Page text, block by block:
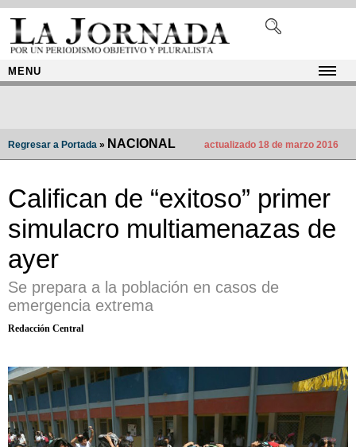
MENU
Regresar a Portada » NACIONAL actualizado 18 de marzo 2016
Califican de “exitoso” primer
simulacro multiamenazas de
ayer
Se prepara a la población en casos de
emergencia extrema
Redacción Central